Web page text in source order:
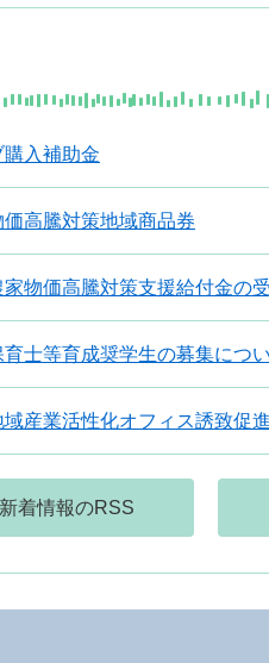
入補助金
高騰対策地域商品券
家物価高騰対策支援給付金の
士等育成奨学生の募集につ
産業活性化オフィス誘致促
新着情報のRSS